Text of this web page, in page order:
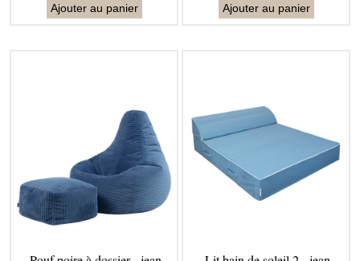
Ajouter au panier Ajouter au panier